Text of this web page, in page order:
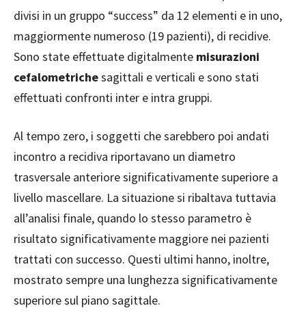
divisi in un gruppo “success” da 12 elementi e in uno,
maggiormente numeroso (19 pazienti), di recidive.
Sono state effettuate digitalmente misurazioni
cefalometrichesagittali e verticali e sono stati
effettuati confronti inter e intra gruppi.
Al tempo zero, i soggetti che sarebbero poi andati
incontro a recidiva riportavano un diametro
trasversale anteriore significativamente superiore a
livello mascellare. La situazione si ribaltava tuttavia
all’analisi finale, quando lo stesso parametro è
risultato significativamente maggiore nei pazienti
trattati con successo. Questi ultimi hanno, inoltre,
mostrato sempre una lunghezza significativamente
superiore sul piano sagittale.